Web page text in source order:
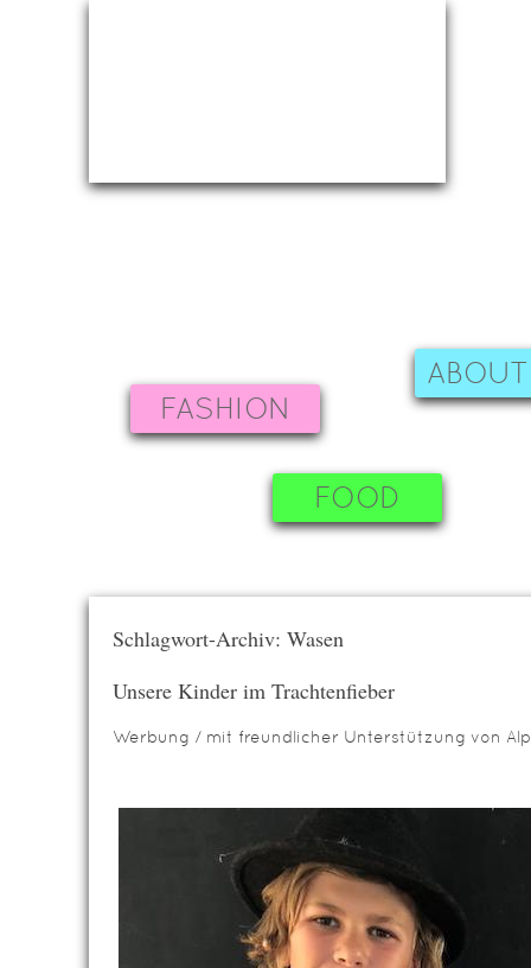
FASHION
FOOD
Schlagwort-Archiv: Wasen
Unsere Kinder im Trachtenfieber
Werbung / mit freundlicher Unterstützung von